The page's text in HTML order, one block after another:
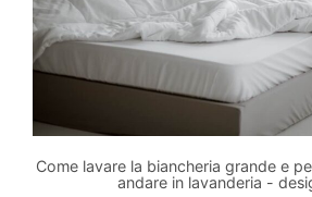
Come lavare la biancheria grande e
andare in lavanderia -